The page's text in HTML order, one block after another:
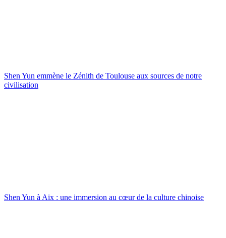
Shen Yun emmène le Zénith de Toulouse aux sources de notre
civilisation
Shen Yun à Aix : une immersion au cœur de la culture chinoise